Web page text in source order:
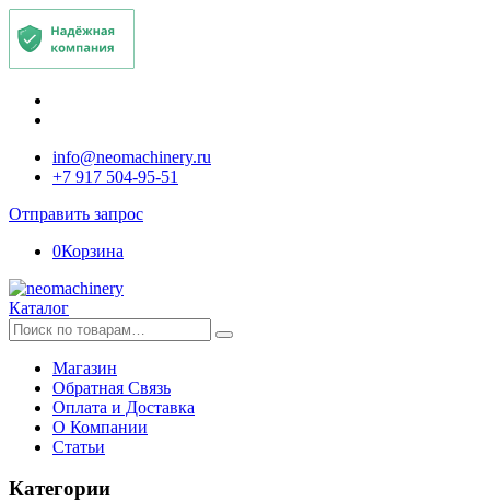
info@neomachinery.ru
+7 917 504-95-51
Отправить запрос
0Корзина
Каталог
Искать:
Магазин
Обратная Связь
Оплата и Доставка
О Компании
Статьи
Категории